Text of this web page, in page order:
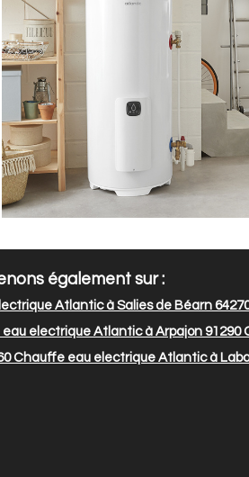
également sur :
Atlantic à Salies de Béarn
electrique Atlantic à Arpajon 91290
Chauffe eau electrique Atlantic à